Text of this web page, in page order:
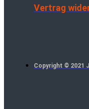
Vertrag
Copyright © 2021